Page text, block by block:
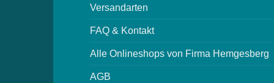
Versandarten
FAQ & Kontakt
Alle Onlineshops von Firma Hemgesberg
AGB